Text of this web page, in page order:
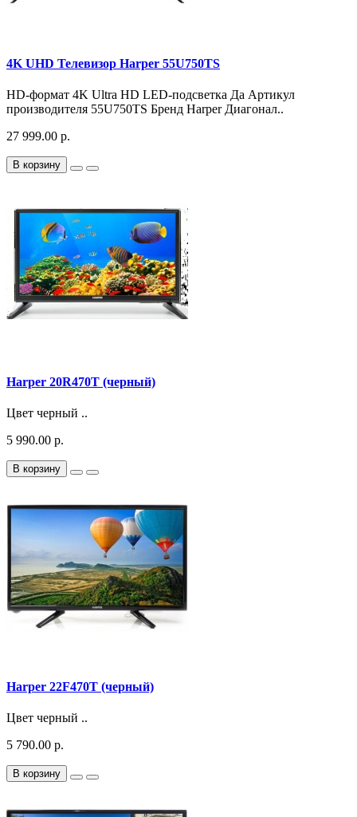
4K UHD Телевизор Harper 55U750TS
HD-формат 4K Ultra HD LED-подсветка Да Артикул
производителя 55U750TS Бренд Harper Диагонал..
27 999.00 р.
В корзину
Harper 20R470T (черный)
Цвет черный ..
5 990.00 р.
В корзину
Harper 22F470T (черный)
Цвет черный ..
5 790.00 р.
В корзину